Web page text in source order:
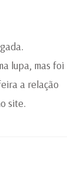
lupa, mas foi
a relação
site.